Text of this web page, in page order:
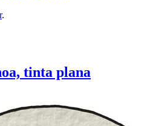
.
tinta plana